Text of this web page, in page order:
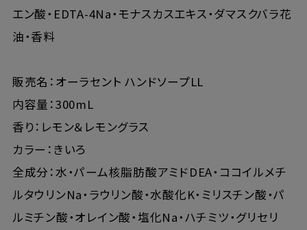
エン酸・EDTA-4Na・モナスカスエキス・ダマスクバラ花
油・香料
販売名：オーラセント ハンドソープLL
内容量：300mL
香り：レモン＆レモングラス
カラー：きいろ
全成分：水・パーム核脂肪酸アミドDEA・ココイルメチ
ルタウリンNa・ラウリン酸・水酸化K・ミリスチン酸・パ
ルミチン酸・オレイン酸・塩化Na・ハチミツ・グリセリ